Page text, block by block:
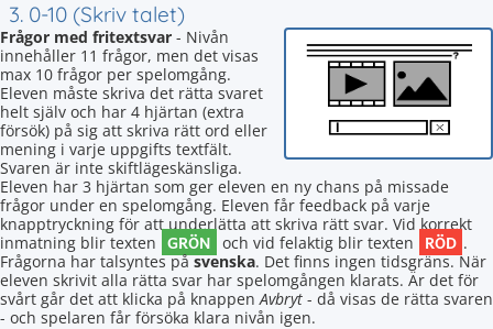
3. 0-10 (Skriv talet)
Frågor med fritextsvar - Nivån
innehåller 11 frågor, men det visas
max 10 frågor per spelomgång.
Eleven måste skriva det rätta svaret
helt själv och har 4 hjärtan (extra
försök) på sig att skriva rätt ord eller
mening i varje uppgifts textfält.
Svaren är inte skiftlägeskänsliga.
Eleven har 3 hjärtan som ger eleven en ny chans på missade
frågor under en spelomgång. Eleven får feedback på varje
knapptryckning för att underlätta att skriva rätt svar. Vid korrekt
inmatning blir texten GRÖN och vid felaktig blir texten RÖD .
Frågorna har talsyntes påsvenska. Det finns ingen tidsgräns. När
eleven skrivit alla rätta svar har spelomgången klarats. Är det för
svårt går det att klicka på knappenAvbryt - då visas de rätta svaren
- och spelaren får försöka klara nivån igen.